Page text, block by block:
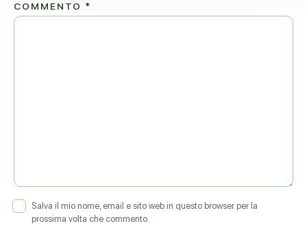
COMMENTO *
Salva il mio nome, email e sito web in questo browser per la
prossima volta che commento.